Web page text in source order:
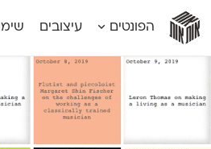
אותאות
אותאות
אות
אות
הפונטים עיצובים
אוונטה
אינדקס
אינדקס מונו
אלמוני צר
בר־לב